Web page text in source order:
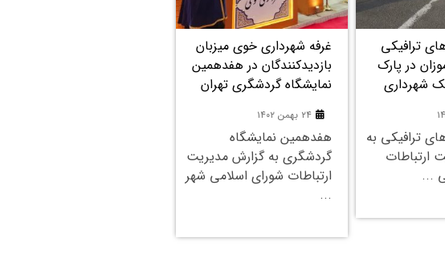
بهمن
خوی میزبان
در هفدهمین
تهران
مدیریت
اسلامی شهر
دعوت اعضای شورای اسلامی
شهر و شهردار خوی از مردم
برای حضور در راهپیمایی ۲۲
بهمن
۲۴ بهمن ۱۴۰۲
۲۲ بهمن ماه به گزارش
مدیریت ارتباطات شورای
اسلامی شهر ...